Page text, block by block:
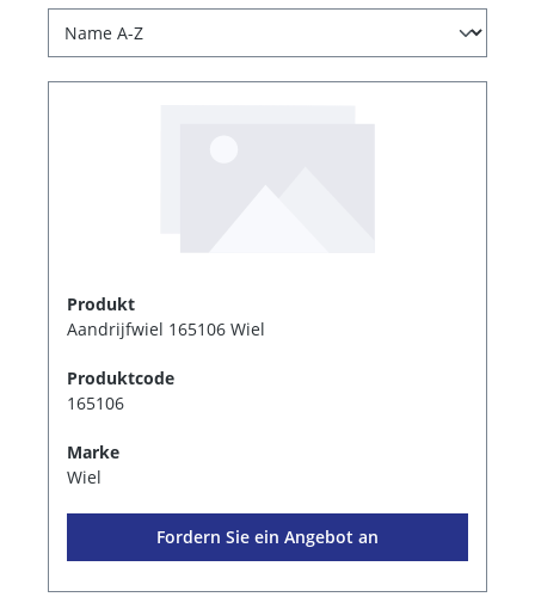
Produkt
Aandrijfwiel 165106 Wiel
Produktcode
165106
Marke
Wiel
Fordern Sie ein Angebot an